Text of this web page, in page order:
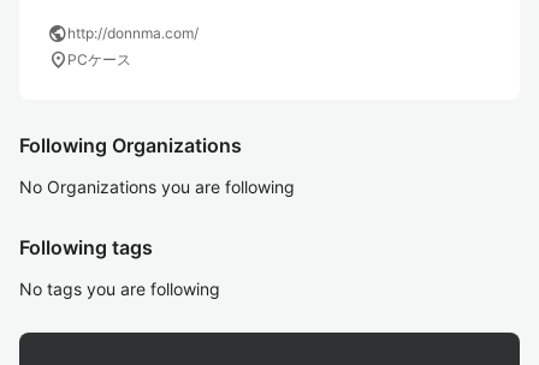
publichttp://donnma.com/
location_on PCケース
Following Organizations
No Organizations you are following
Following tags
No tags you are following